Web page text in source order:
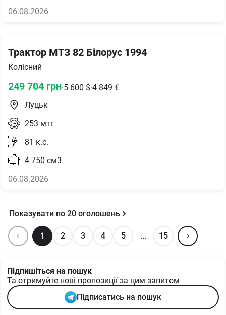
06.08.2026
Трактор МТЗ 82 Білорус 1994
Колісний
249 704 грн·5 600 $·4 849 €
Луцьк
253 мтг
81 к.с.
4 750 см3
06.08.2026
1 2 3 4 5 ... 15
Показувати по 20 оголошень
Підпишіться на пошук
Та отримуйте нові пропозиції за цим запитом
Підписатись на пошук